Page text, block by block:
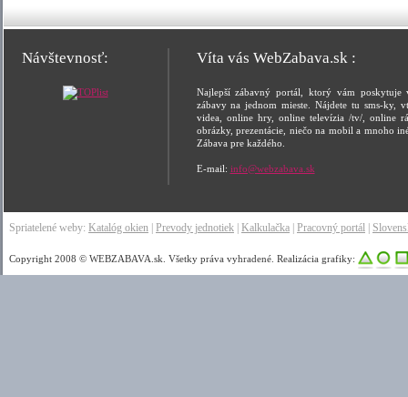
Návštevnosť: Víta vás WebZabava.sk :
Najlepší zábavný portál, ktorý vám poskytuje
zábavy na jednom mieste. Nájdete tu sms-ky,
videa, online hry, online televízia /tv/, online
obrázky, prezentácie, niečo na mobil a mnoho
Zábava pre každého.
E-mail: info@webzabava.sk
Spriatelené weby: Katalóg okien Prevody jednotiek Kalkulačka Pracovný portál
Copyright 2008 © WEBZABAVA.sk. Všetky práva vyhradené. Realizácia grafiky: